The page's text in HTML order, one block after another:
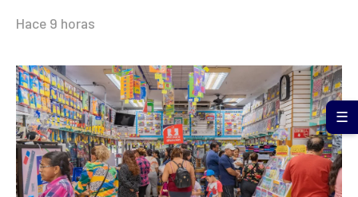
Hace 9 horas
☰